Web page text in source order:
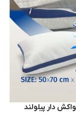
دار پیلولند